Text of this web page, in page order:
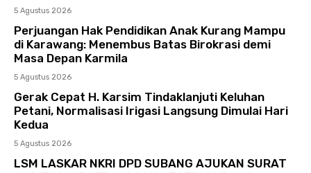
5 Agustus 2026
Perjuangan Hak Pendidikan Anak Kurang Mampu
di Karawang: Menembus Batas Birokrasi demi
Masa Depan Karmila
5 Agustus 2026
Gerak Cepat H. Karsim Tindaklanjuti Keluhan
Petani, Normalisasi Irigasi Langsung Dimulai Hari
Kedua
5 Agustus 2026
LSM LASKAR NKRI DPD SUBANG AJUKAN SURAT